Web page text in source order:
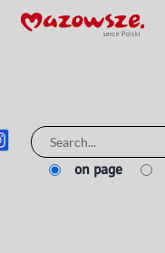
Search
for:
on page